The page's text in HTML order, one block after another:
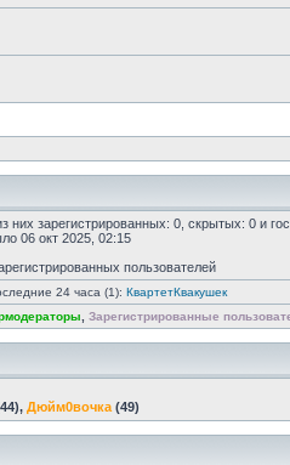
из них зарегистрированных: 0, скрытых: 0 и
06 окт 2025, 02:15
пользователей
24 часа (1): КвартетКвакушек
Зарегистрированные
Дюйм0вочка (49)